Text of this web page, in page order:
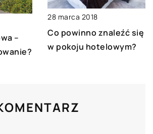
–
28 marca 2018
Co powinno znaleźć się
w pokoju hotelowym?